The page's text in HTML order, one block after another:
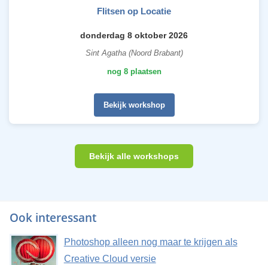
Flitsen op Locatie
donderdag 8 oktober 2026
Sint Agatha (Noord Brabant)
nog 8 plaatsen
Bekijk workshop
Bekijk alle workshops
Ook interessant
Photoshop alleen nog maar te krijgen als
Creative Cloud versie